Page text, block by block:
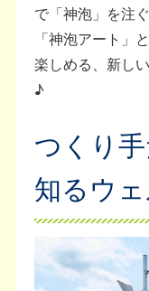
で「神泡」を注
「神泡アート」
楽しめる、新し
♪
つくり
知るウ